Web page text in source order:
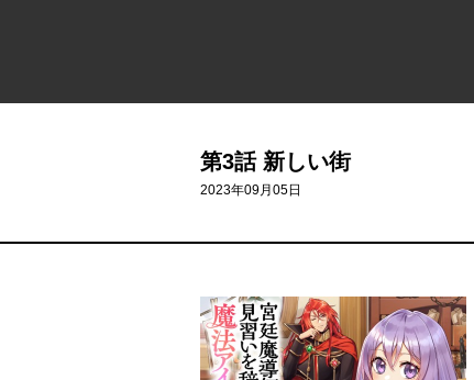
第3話 新しい街
2023年09月05日